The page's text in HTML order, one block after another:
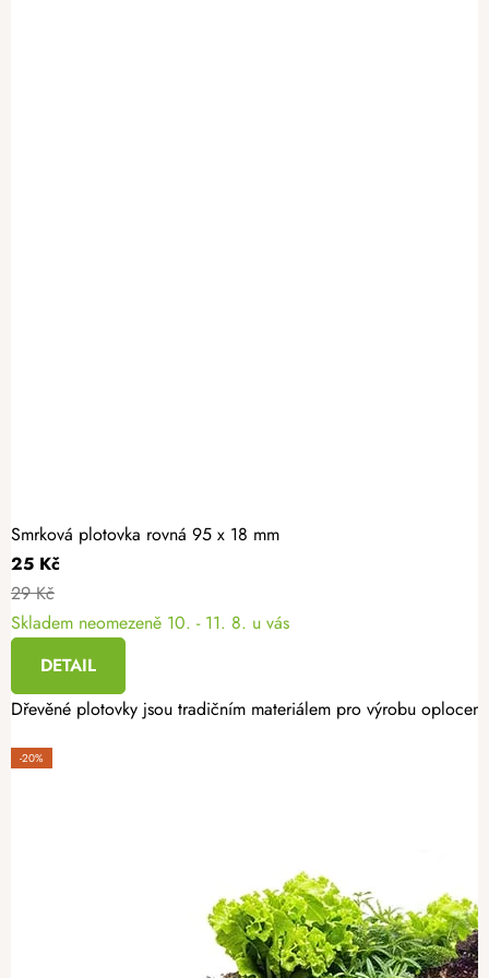
Smrková plotovka rovná 95 x 18 mm
25 Kč
29 Kč
Skladem neomezeně 10. - 11. 8. u vás
DETAIL
Dřevěné plotovky jsou tradičním materiálem pro výrobu
-20%